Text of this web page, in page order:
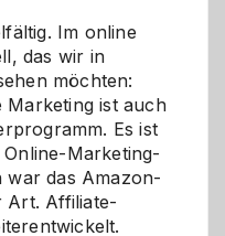
Im online
das wir in
möchten:
Marketing ist auch
Es ist
Marketing-
war das Amazon-
Art. Affiliate-